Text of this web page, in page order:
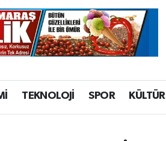
TEKNOLOJİ SPOR KÜLTÜR